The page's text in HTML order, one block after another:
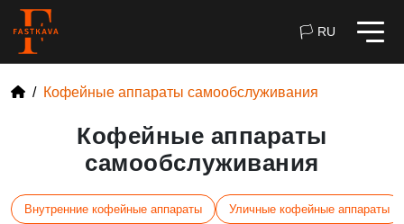
🏳 RU
Кофейные аппараты самообслуживания
Кофейные аппараты
самообслуживания
Внутренние кофейные аппараты Уличные кофейные аппараты